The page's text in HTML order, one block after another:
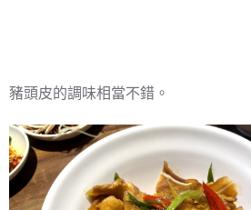
豬頭皮的調味相當不錯。